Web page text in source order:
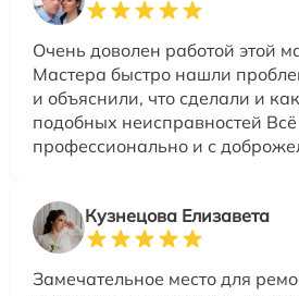
Очень доволен работой этой
Мастера быстро нашли
и объяснили, что сделали и
подобных неисправностей
профессионально и с
Кузнецова Елизавета
Замечательное место для